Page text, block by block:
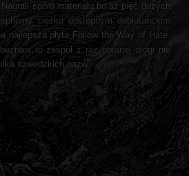
sporo materiału bo aż pięć dużych
ciężko dostępnym debiutanckim
najlepsza płyta Follow the Way of Hate.
to zespół z raz obranej drogi nie
szwedzkich nazw.